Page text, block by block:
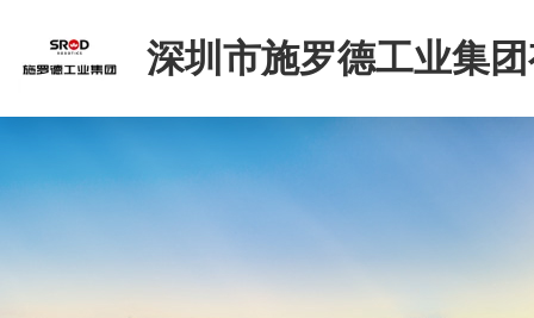
深圳市施罗德工业集
司